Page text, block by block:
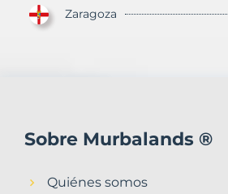
Zaragoza
Sobre Murbalands ®
Quiénes somos